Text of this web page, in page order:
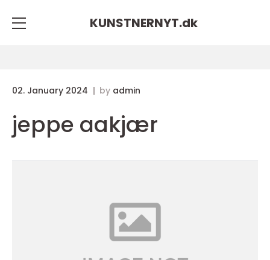
KUNSTNERNYT.dk
02. January 2024 by admin
jeppe aakjær